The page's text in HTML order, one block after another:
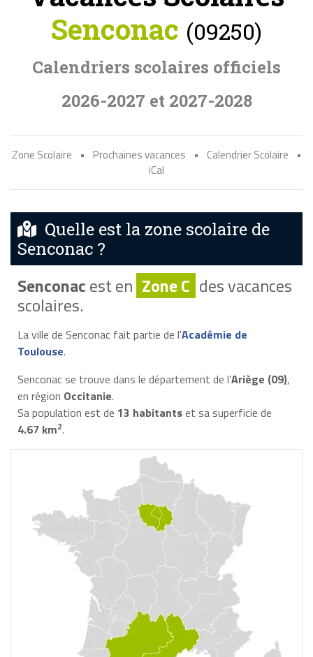
Senconac (09250)
Calendriers scolaires officiels
2026-2027 et 2027-2028
Zone Scolaire • Prochaines vacances • Calendrier Scolaire
•
iCal
Quelle est la zone scolaire de
Senconac ?
Senconacest en Zone C des vacances
scolaires.
La ville de Senconac fait partie de l'Académie de
Toulouse.
Senconac se trouve dans le département de l’Ariège (09),
en région Occitanie.
Sa population est de 13 habitantset sa superficie de
4.67 km2.